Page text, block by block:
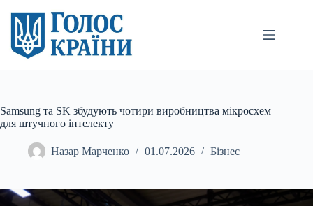
вмісту
Samsung та SK збудують чотири виробництва мікросхем
для штучного інтелекту
Назар Марченко 01.07.2026 Бізнес